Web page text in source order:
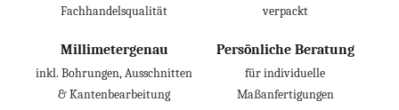
Fachhandelsqualität
verpackt
Millimetergenau
inkl. Bohrungen, Ausschnitten
& Kantenbearbeitung
Persönliche Beratung
für individuelle
Maßanfertigungen